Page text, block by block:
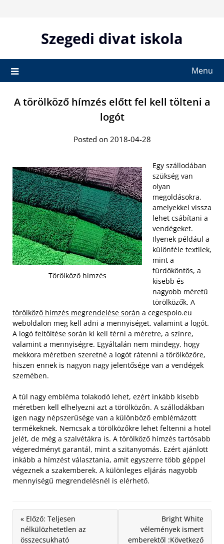
Szegedi divat iskola
Menu
A törölköző hímzés előtt fel kell tölteni a
logót
Posted on 2018-04-28
Törölköző hímzés
Egy szállodában
szükség van
olyan
megoldásokra,
amelyekkel vissza
lehet csábítani a
vendégeket.
Ilyenek például a
különféle textilek,
mint a
fürdőköntös, a
kisebb és
nagyobb méretű
törölközők. A
törölköző hímzés megrendelése során a cegespolo.eu
weboldalon meg kell adni a mennyiséget, valamint a logót.
A logó feltöltése során ki kell térni a méretre, a színre,
valamint a mennyiségre. Egyáltalán nem mindegy, hogy
mekkora méretben szeretné a logót rátenni a törölközőre,
hiszen ennek is nagyon nagy jelentősége van a vendégek
szemében.
A túl nagy embléma tolakodó lehet, ezért inkább kisebb
méretben kell elhelyezni azt a törölközőn. A szállodákban
igen nagy népszerűsége van a különböző emblémázott
termékeknek. Nemcsak a törölközőkre lehet feltenni a hotel
jelét, de még a szalvétákra is. A törölköző hímzés tartósabb
végeredményt garantál, mint a szitanyomás. Ezért ajánlott
inkább a hímzést választania, amit egyszerre több géppel
végeznek a szakemberek. A különleges eljárás nagyobb
mennyiségű megrendelésnél is elérhető.
« Előző: Teljesen
nélkülözhetetlen az
összecsukható
Bright White
vélemények ismert
emberektől :Következő